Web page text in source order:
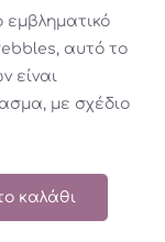
αυτό το
είναι
με σχέδιο
καλάθι